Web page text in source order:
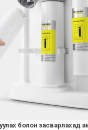
болон засварлахад